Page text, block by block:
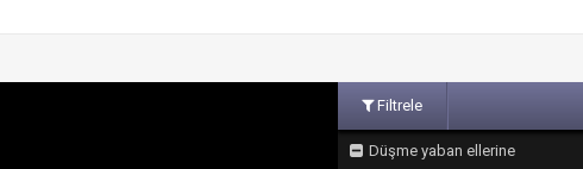
Filtrele
Düşme yaban ellerine